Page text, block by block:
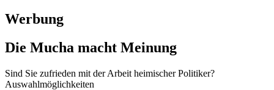
Werbung
Die Mucha macht Meinung
Sind Sie zufrieden mit der Arbeit heimischer Politiker?
Auswahlmöglichkeiten